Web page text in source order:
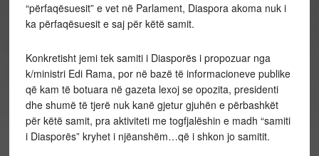
“përfaqësuesit” e vet në Parlament, Diaspora akoma nuk i
ka përfaqësuesit e saj për këtë samit.
Konkretisht jemi tek samiti i Diasporës i propozuar nga
k/ministri Edi Rama, por në bazë të informacioneve publike
që kam të botuara në gazeta lexoj se opozita, presidenti
dhe shumë të tjerë nuk kanë gjetur gjuhën e përbashkët
për këtë samit, pra aktiviteti me togfjalëshin e madh “samiti
i Diasporës” kryhet i njëanshëm…që i shkon jo samitit.